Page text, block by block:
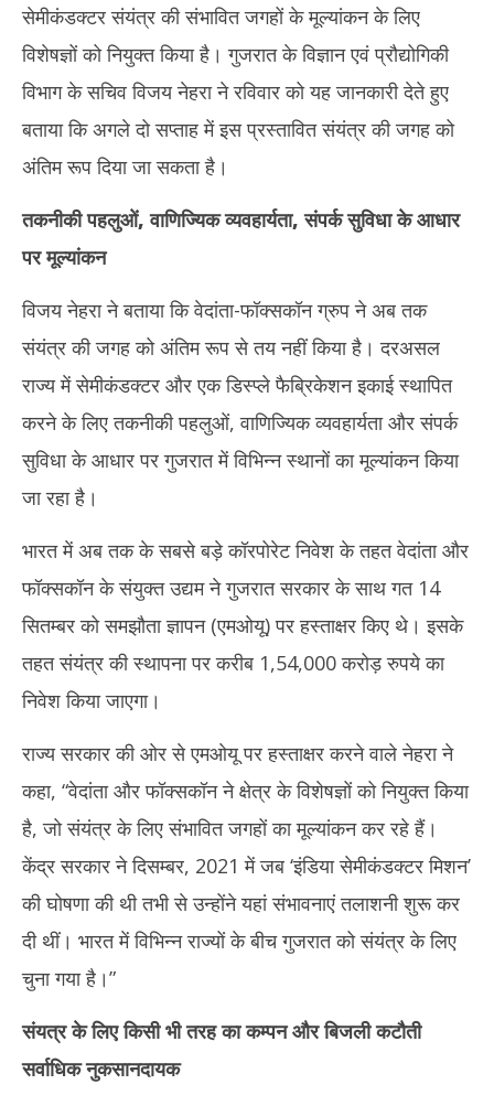
गुजरात : वेदांता-फॉक्सकॉन ग्रुप के सेमीकंडक्टर संयंत्र की जगह दो सप्ताह में तय
होने की उम्मीद
September
18, 2022
सेमीकंडक्टर संयंत्र की संभावित जगहों के मूल्यांकन के लिए
विशेषज्ञों को नियुक्त किया है। गुजरात के विज्ञान एवं प्रौद्योगिकी
विभाग के सचिव विजय नेहरा ने रविवार को यह जानकारी देते हुए
बताया कि अगले दो सप्ताह में इस प्रस्तावित संयंत्र की जगह को
अंतिम रूप दिया जा सकता है।
तकनीकी पहलुओं,वाणिज्यिक व्यवहार्यता,संपर्क सुविधा के आधार
पर मूल्यांकन
विजय नेहरा ने बताया कि वेदांता-फॉक्सकॉन ग्रुप ने अब तक
संयंत्र की जगह को अंतिम रूप से तय नहीं किया है। दरअसल
राज्य में सेमीकंडक्टर और एक डिस्प्ले फैब्रिकेशन इकाई स्थापित
करने के लिए तकनीकी पहलुओं, वाणिज्यिक व्यवहार्यता और संपर्क
सुविधा के आधार पर गुजरात में विभिन्न स्थानों का मूल्यांकन किया
जा रहा है।
भारत में अब तक के सबसे बड़े कॉरपोरेट निवेश के तहत वेदांता और
फॉक्सकॉन के संयुक्त उद्यम ने गुजरात सरकार के साथ गत 14
सितम्बर को समझौता ज्ञापन (एमओयू) पर हस्ताक्षर किए थे। इसके
तहत संयंत्र की स्थापना पर करीब 1,54,000 करोड़ रुपये का
निवेश किया जाएगा।
राज्य सरकार की ओर से एमओयू पर हस्ताक्षर करने वाले नेहरा ने
कहा, “वेदांता और फॉक्सकॉन ने क्षेत्र के विशेषज्ञों को नियुक्त किया
है, जो संयंत्र के लिए संभावित जगहों का मूल्यांकन कर रहे हैं।
केंद्र सरकार ने दिसम्बर, 2021 में जब ‘इंडिया सेमीकंडक्टर मिशन’
की घोषणा की थी तभी से उन्होंने यहां संभावनाएं तलाशनी शुरू कर
दी थीं। भारत में विभिन्न राज्यों के बीच गुजरात को संयंत्र के लिए
चुना गया है।”
संयत्र के लिए किसी भी तरह का कम्पन और बिजली कटौती
सर्वाधिक नुकसानदायक